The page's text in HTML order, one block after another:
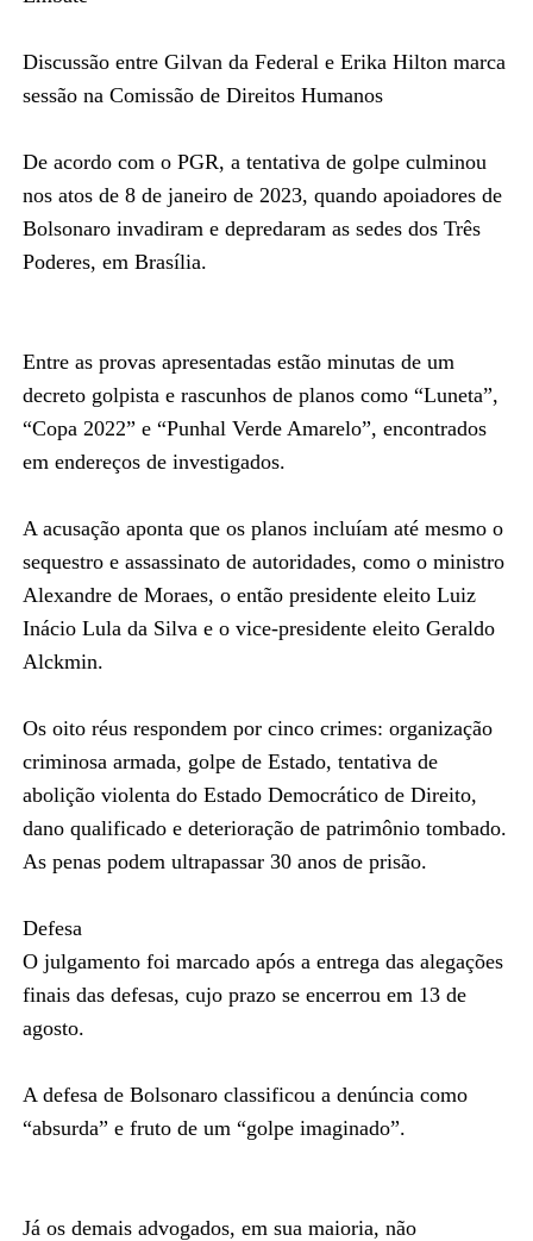
Discussão entre Gilvan da Federal e Erika Hilton marca
sessão na Comissão de Direitos Humanos
De acordo com o PGR, a tentativa de golpe culminou
nos atos de 8 de janeiro de 2023, quando apoiadores de
Bolsonaro invadiram e depredaram as sedes dos Três
Poderes, em Brasília.
Entre as provas apresentadas estão minutas de um
decreto golpista e rascunhos de planos como “Luneta”,
“Copa 2022” e “Punhal Verde Amarelo”, encontrados
em endereços de investigados.
A acusação aponta que os planos incluíam até mesmo o
sequestro e assassinato de autoridades, como o ministro
Alexandre de Moraes, o então presidente eleito Luiz
Inácio Lula da Silva e o vice-presidente eleito Geraldo
Alckmin.
Os oito réus respondem por cinco crimes: organização
criminosa armada, golpe de Estado, tentativa de
abolição violenta do Estado Democrático de Direito,
dano qualificado e deterioração de patrimônio tombado.
As penas podem ultrapassar 30 anos de prisão.
Defesa
O julgamento foi marcado após a entrega das alegações
finais das defesas, cujo prazo se encerrou em 13 de
agosto.
A defesa de Bolsonaro classificou a denúncia como
“absurda” e fruto de um “golpe imaginado”.
Já os demais advogados, em sua maioria, não